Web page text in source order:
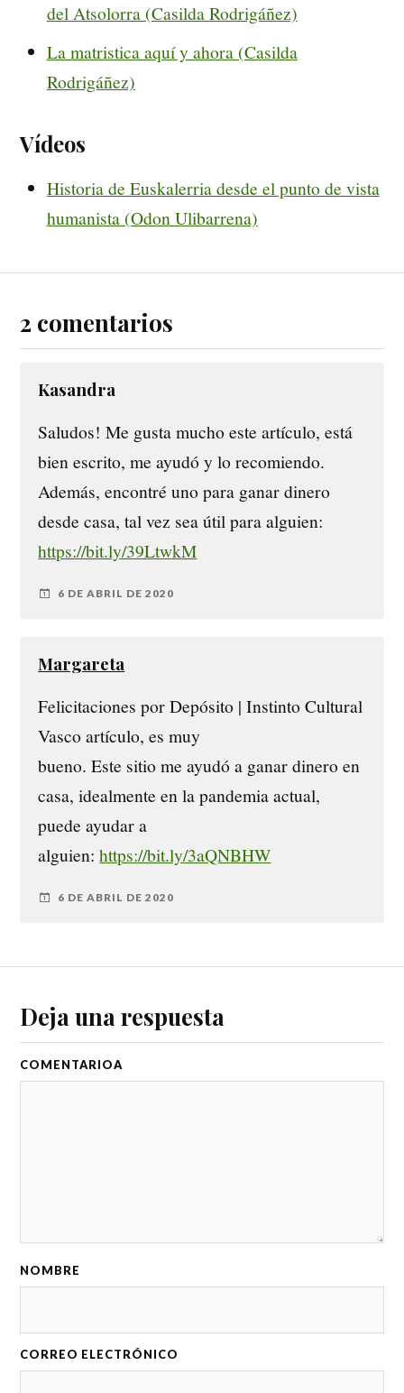
del Atsolorra (Casilda Rodrigáñez)
La matristica aquí y ahora (Casilda
Rodrigáñez)
Vídeos
Historia de Euskalerria desde el punto de vista
humanista (Odon Ulibarrena)
2 comentarios
Kasandra
Saludos! Me gusta mucho este artículo, está
bien escrito, me ayudó y lo recomiendo.
Además, encontré uno para ganar dinero
desde casa, tal vez sea útil para alguien:
https://bit.ly/39LtwkM
6 DE ABRIL DE 2020
Margareta
Felicitaciones por Depósito | Instinto Cultural
Vasco artículo, es muy
bueno. Este sitio me ayudó a ganar dinero en
casa, idealmente en la pandemia actual,
puede ayudar a
alguien:https://bit.ly/3aQNBHW
6 DE ABRIL DE 2020
Deja una respuesta
COMENTARIO
NOMBRE
CORREO ELECTRÓNICO